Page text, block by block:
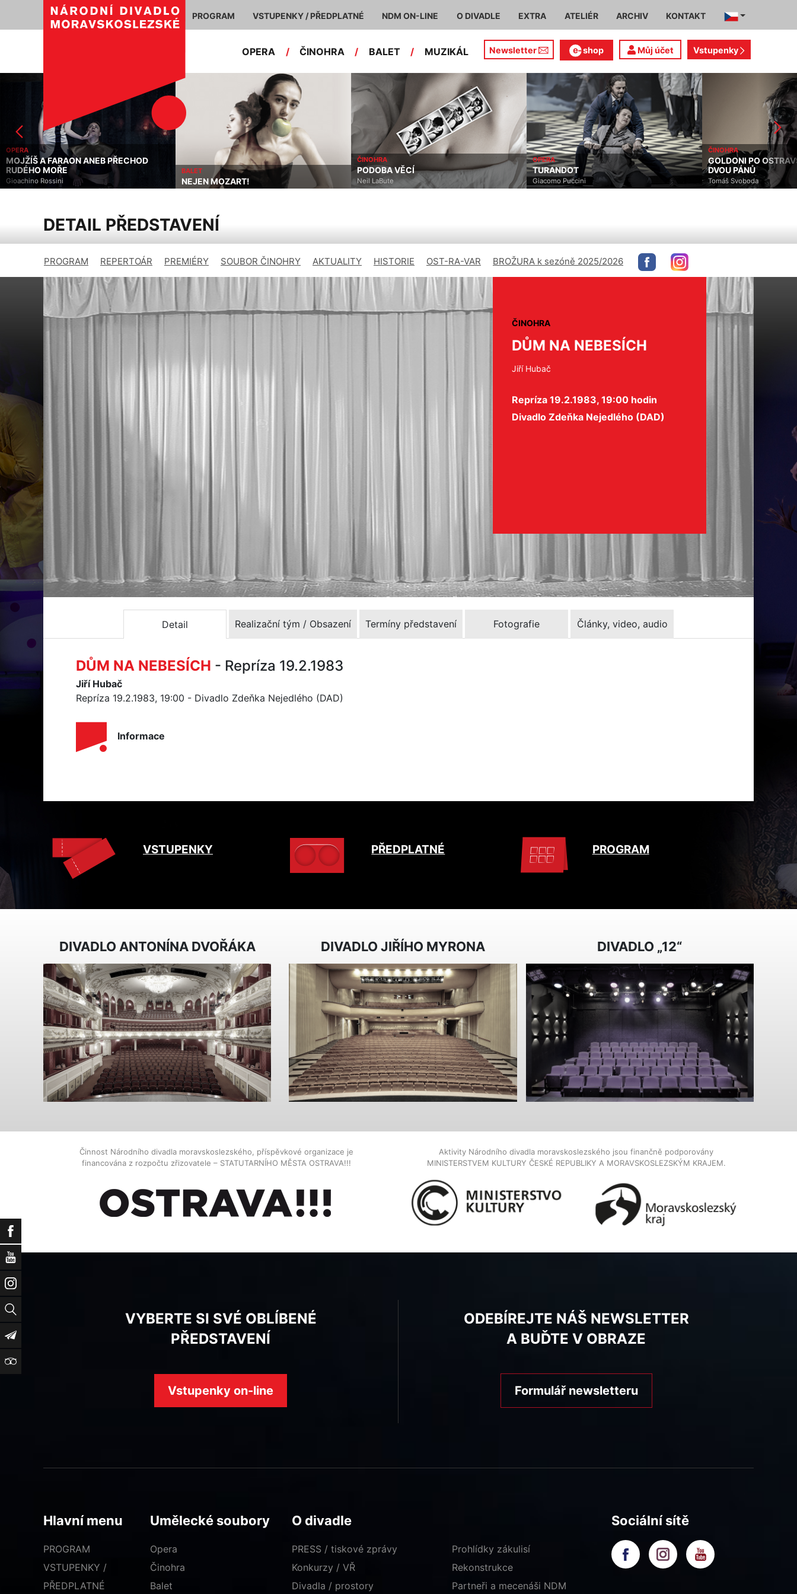
Facebook
YouTube
Instagram
Vyhledat
Newsletter
TripAdvisor
PROGRAM VSTUPENKY / PŘEDPLATNÉ NDM ON-LINE O DIVADLE EXTRA ATELIÉR ARCHIV KONTAKT
OPERA / ČINOHRA / BALET / MUZIKÁL Newsletter shop Můj účet Vstupenky
OPERA
MOJŽÍŠ A FARAON ANEB PŘECHOD
RUDÉHO MOŘE
Gioachino Rossini
BALET
NEJEN MOZART!
ČINOHRA
PODOBA VĚCÍ
Neil LaBute
OPERA
TURANDOT
Giacomo Puccini
ČINOHRA
GOLDONI PO
DVOU PÁNŮ
Tomáš Svoboda
DETAIL PŘEDSTAVENÍ
PROGRAM REPERTOÁR PREMIÉRY SOUBOR ČINOHRY AKTUALITY HISTORIE OST-RA-VAR BROŽURA k sezóně 2025/2026
ČINOHRA
DŮM NA NEBESÍCH
Jiří Hubač
Repríza 19.2.1983, 19:00 hodin
Divadlo Zdeňka Nejedlého (DAD)
Detail Realizační tým / Obsazení Termíny představení Fotografie Články, video, audio
DŮM NA NEBESÍCH - Repríza 19.2.1983
Jiří Hubač
Repríza 19.2.1983, 19:00 - Divadlo Zdeňka Nejedlého (DAD)
Informace
VSTUPENKY PŘEDPLATNÉ PROGRAM
DIVADLO ANTONÍNA DVOŘÁKA DIVADLO JIŘÍHO MYRONA DIVADLO „12“
Činnost Národního divadla moravskoslezského, příspěvkové organizace je
financována z rozpočtu zřizovatele – STATUTARNÍHO MĚSTA OSTRAVA!!!
Aktivity Národního divadla moravskoslezského jsou finančně podporovány
MINISTERSTVEM KULTURY ČESKÉ REPUBLIKY A MORAVSKOSLEZSKÝM KRAJEM.
VYBERTE SI SVÉ OBLÍBENÉ
PŘEDSTAVENÍ
Vstupenky on-line
ODEBÍREJTE NÁŠ NEWSLETTER
A BUĎTE V OBRAZE
Formulář newsletteru
Hlavní menu
PROGRAM
VSTUPENKY /
PŘEDPLATNÉ
Umělecké soubory
Opera
Činohra
Balet
O divadle
PRESS / tiskové zprávy
Konkurzy / VŘ
Divadla / prostory
Prohlídky zákulisí
Rekonstrukce
Partneři a mecenáši NDM
Sociální sítě